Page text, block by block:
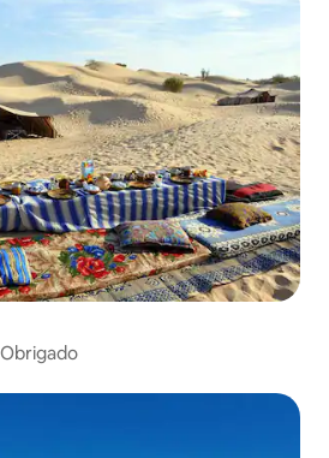
Boas-vindas à estadia Obrigado